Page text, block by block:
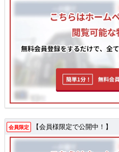
会員限定 【会員様限定で公開中！】